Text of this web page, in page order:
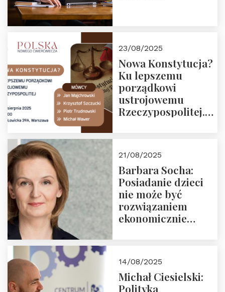
23/08/2025
Nowa Konstytucja?
Ku lepszemu
porządkowi
ustrojowemu
Rzeczypospolitej.
Nowego
Ćwierćwiecza”
21/08/2025
Barbara Socha:
Posiadanie dzieci
nie może być
rozwiązaniem
ekonomicznie
14/08/2025
Michał Ciesielski:
Polityka